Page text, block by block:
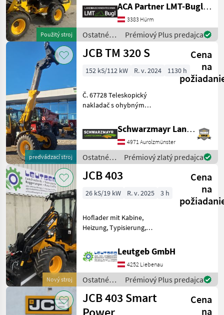
Použitý stroj
gestreckt: 1.547 kg *
Kipplast geknickt: 1.253 kg *
Hubhöhe: 2.702 mm *
Nutzlast: 1.019 kg
ACA Partner LMT-Bugl GmbH
3383 Hürm
Ostatné
poľnohospodárske
silové
JCB
Prémiový Plus predajca
predvádzací stroj
JCB TM 320 S
Cena
na
152 kS/112 kW R. v. 2024 1130 h
Č. 67728 Teleskopický
nakladač s ohybným
motorom JCB Ecomax
Common Rail, stupeň V,
technológia SCR s AdBlue a
DPF - s palivovou nádržou s
ob
Schwarzmayr Landtechnik GmbH - Aurolzmünster
4971 Aurolzmünster
Ostatné
poľnohospodárske
silové
JCB
Prémiový zlatý predajca
Nový stroj
JCB 403
Cena
na
26 kS/19 kW R. v. 2025 3 h
Hoflader mit Kabine,
Heizung, Typisierung,
Schnellwechsler, 31x15.5-15
Bereifung, 100% Sperre in
beiden Achsen, 20 km/h,
Arbeitsscheinwerfer und
vieles m
Leutgeb GmbH
4252 Liebenau
Ostatné
poľnohospodárske
silové
stroje /
Prémiový Plus predajca
JCB 403 Smart
Cena
na